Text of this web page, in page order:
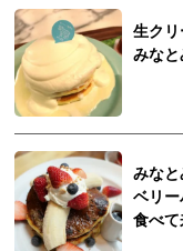
生ク
みな
みな
ベリ
食べて